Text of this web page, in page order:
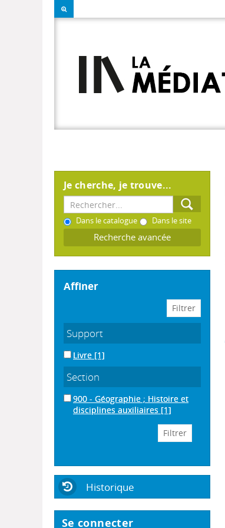
Je cherche, je trouve...
Dans le catalogue Dans le site
Recherche avancée
affiner
Support
Livre [1]
Section
900 - Géographie ; Histoire et
disciplines auxiliaires [1]
Historique
Se connecter